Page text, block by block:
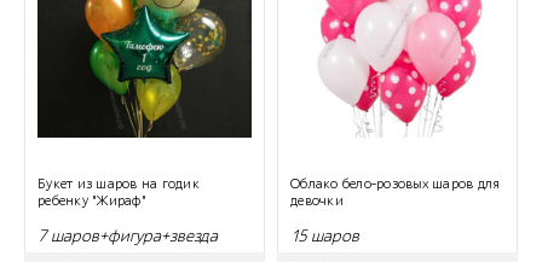
Букет из шаров на годик
ребенку "Жираф"
7 шаров+фигура+звезда
Облако бело-розовых шаров для
девочки
15 шаров